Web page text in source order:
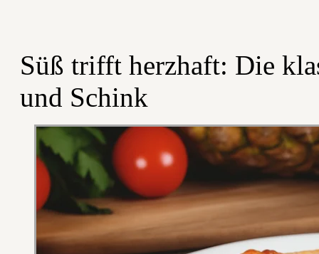
Süß trifft herzhaft: Die
und Schink